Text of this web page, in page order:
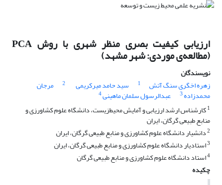
ارزیابی کیفیت بصری منظر شهری با روش PCA
(مطالعه‌‌ی موردی: شهر مشهد)
نویسندگان
زهره اخگری سنگ آتش
1 سید حامد میرکریمی 2 مرجان
محمدزاده3 عبدالرسول سلمان ماهینی4
1کارشناس ارشد ارزیابی و آمایش محیط‌‌زیست، دانشگاه علوم کشاورزی و
منابع طبیعی گرگان، ایران
2دانشیار دانشگاه علوم کشاورزی و منابع طبیعی گرگان، ایران
3استادیار دانشگاه علوم کشاورزی و منابع طبیعی گرگان، ایران
4استاد دانشگاه علوم کشاورزی و منابع طبیعی گرگان
چکیده